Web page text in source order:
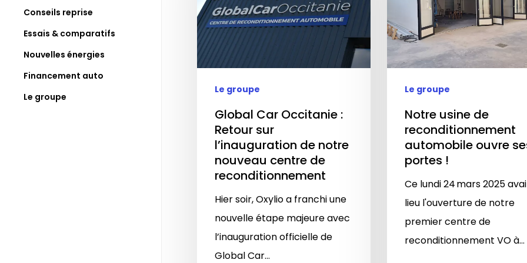
Conseils reprise
Essais & comparatifs
Nouvelles énergies
Financement auto
Le groupe
Le groupe
Global Car Occitanie :
Retour sur
l’inauguration de notre
nouveau centre de
reconditionnement
Hier soir, Oxylio a franchi une
nouvelle étape majeure avec
l’inauguration officielle de
Global Car…
Le groupe
Notre usine de
reconditionnement
automobile ouvre
portes !
Ce lundi 24 mars 2025
lieu l'ouverture de notre
premier centre de
reconditionnement VO à…